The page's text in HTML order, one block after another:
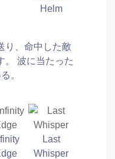
Helm
り、命中した敵
。 波に当たった
。
Last
Whisper